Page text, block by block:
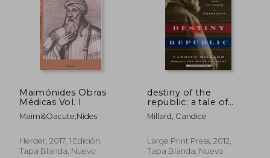
₡ 14.344
Maimónides Obras
Médicas Vol. I
Maim&Oacute;Nides
Herder, 2017, 1 Edición,
Tapa Blanda, Nuevo
destiny of the
republic: a tale of
madness, medicine,
and the murder of a
Millard, Candice
Large Print Press, 2012,
Tapa Blanda, Nuevo